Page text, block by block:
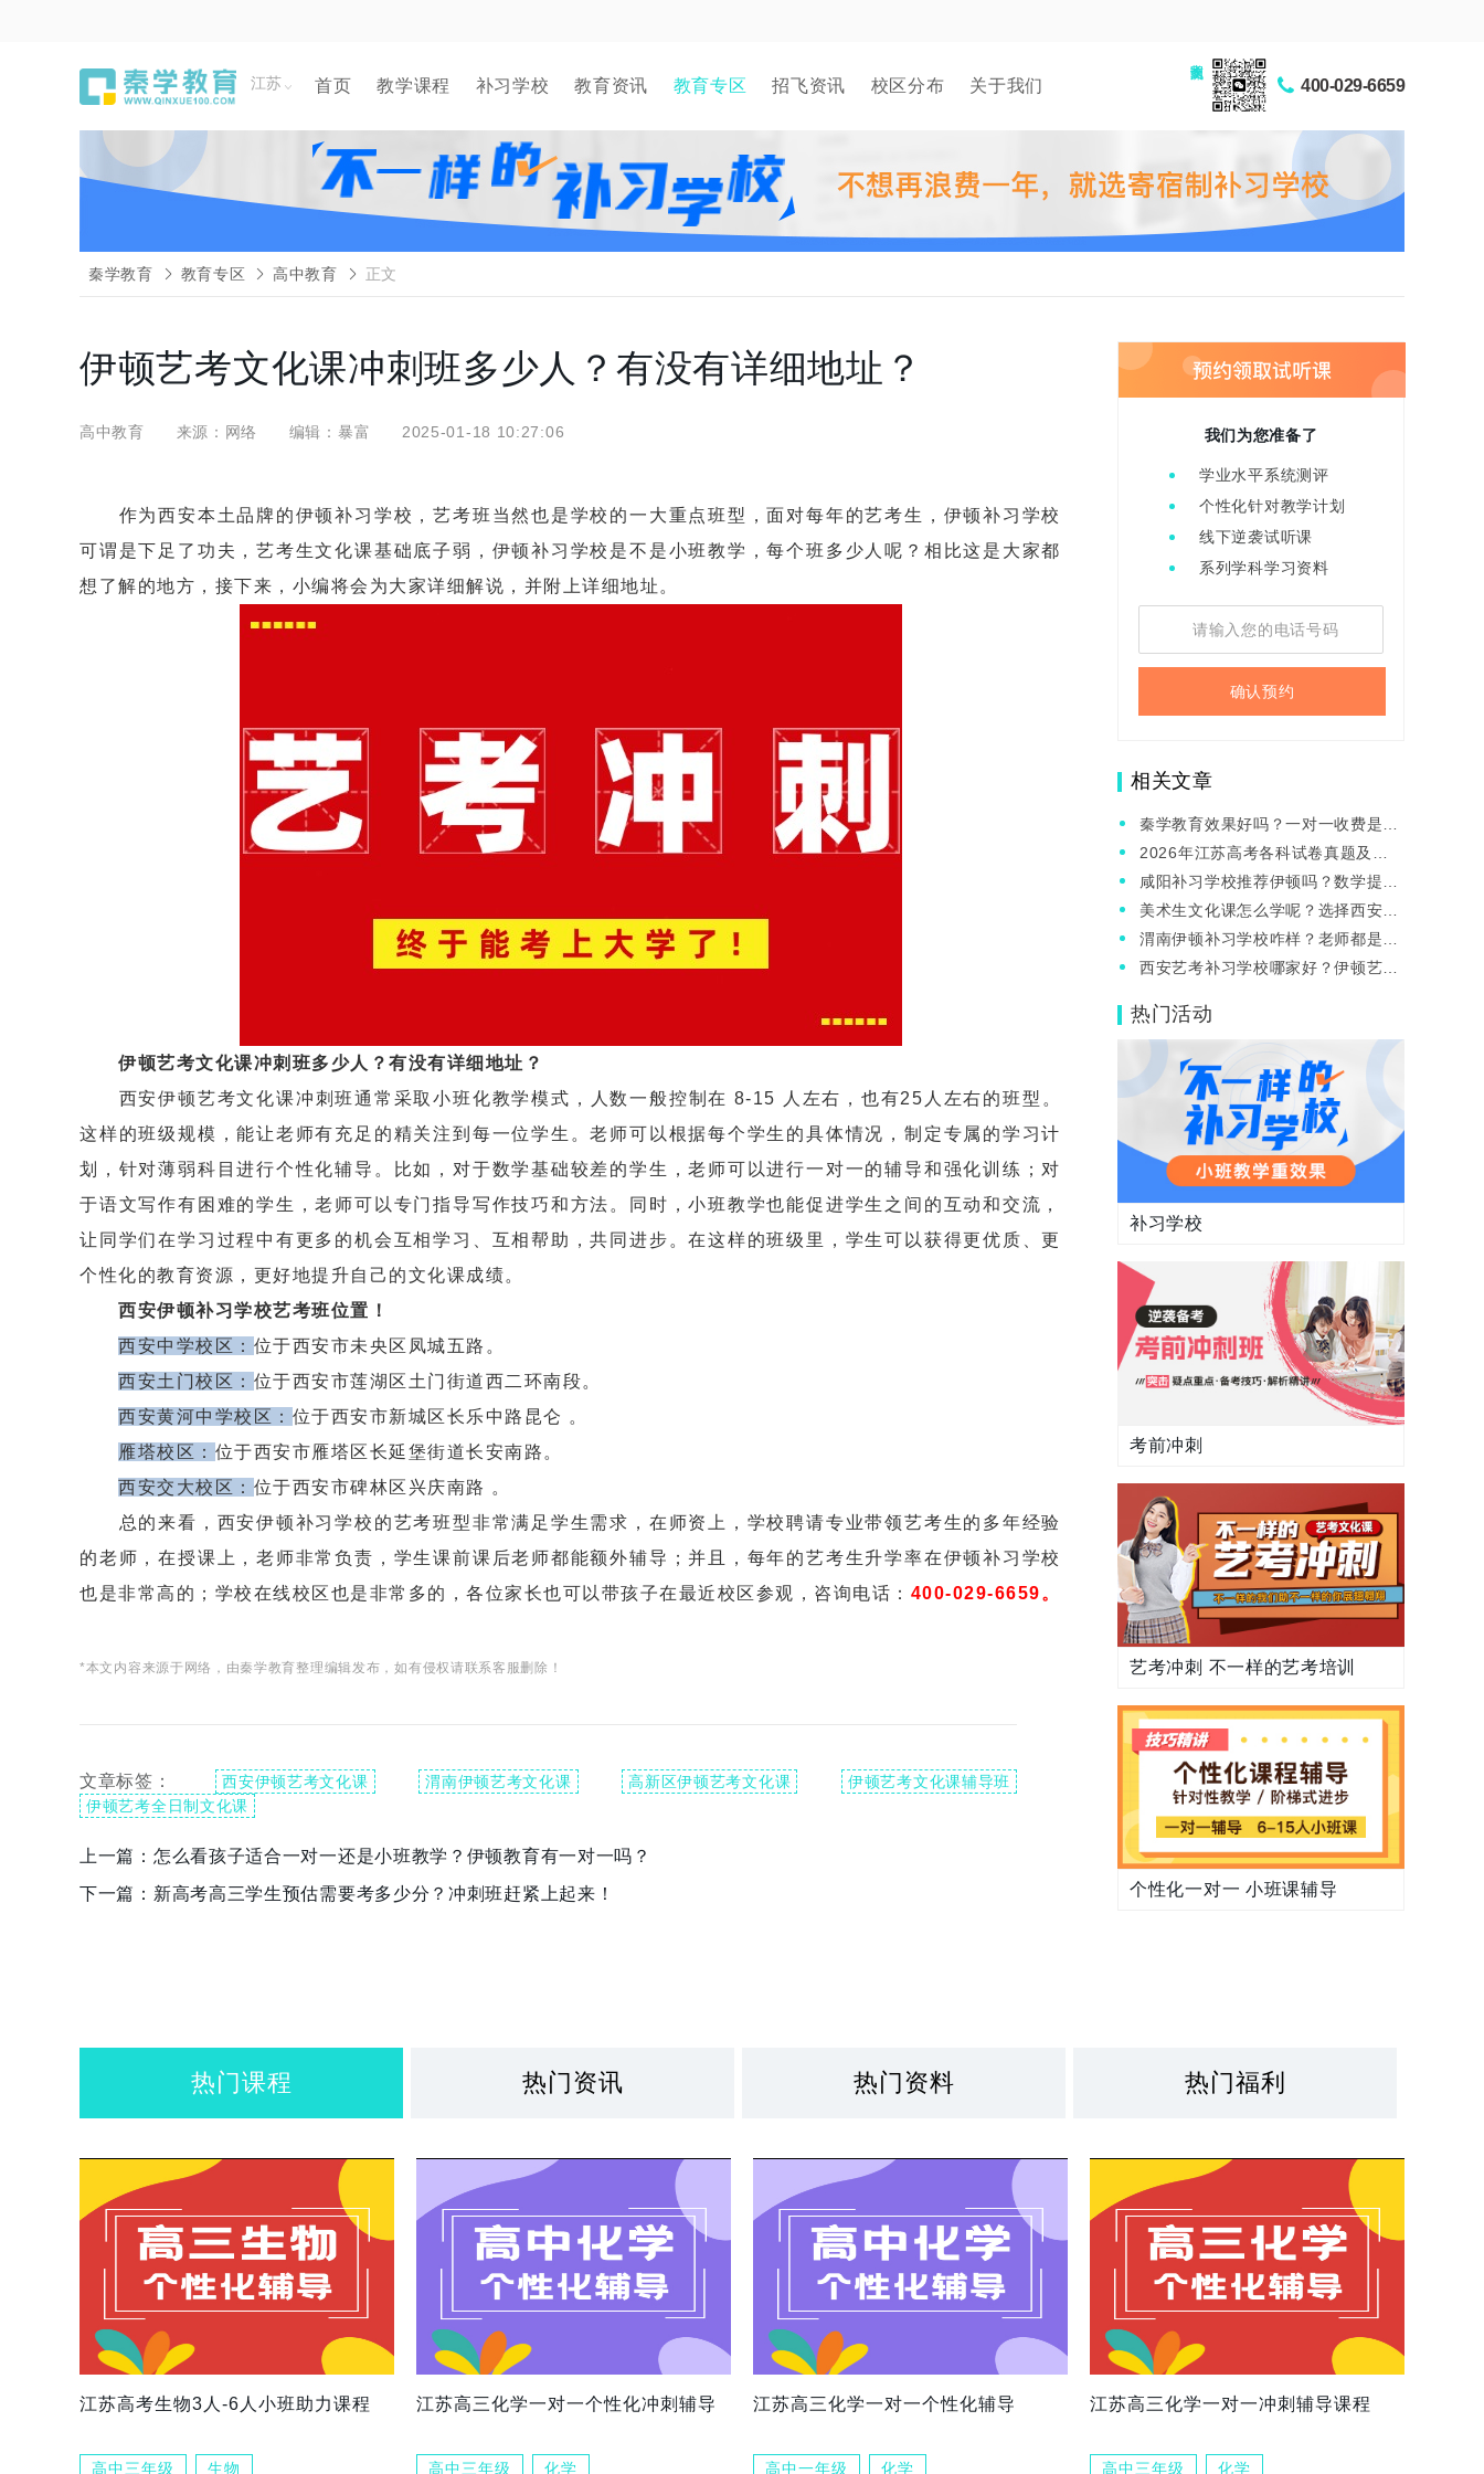
江苏 首页 教学课程 补习学校 教育资讯 教育专区 招飞资讯 校区分布 关于我们 400-029-6659
秦学教育 教育专区 高中教育 正文
伊顿艺考文化课冲刺班多少人？有没有详细地址？
高中教育 来源：网络 编辑：暴富 2025-01-18 10:27:06
作为西安本土品牌的伊顿补习学校，艺考班当然也是学校的一大重点班型，面对每年的艺考生，伊顿补习学校
可谓是下足了功夫，艺考生文化课基础底子弱，伊顿补习学校是不是小班教学，每个班多少人呢？相比这是大家都
想了解的地方，接下来，小编将会为大家详细解说，并附上详细地址。
伊顿艺考文化课冲刺班多少人？有没有详细地址？
西安伊顿艺考文化课冲刺班通常采取小班化教学模式，人数一般控制在 8-15 人左右，也有25人左右的班型。
这样的班级规模，能让老师有充足的精关注到每一位学生。老师可以根据每个学生的具体情况，制定专属的学习计
划，针对薄弱科目进行个性化辅导。比如，对于数学基础较差的学生，老师可以进行一对一的辅导和强化训练；对
于语文写作有困难的学生，老师可以专门指导写作技巧和方法。同时，小班教学也能促进学生之间的互动和交流，
让同学们在学习过程中有更多的机会互相学习、互相帮助，共同进步。在这样的班级里，学生可以获得更优质、更
个性化的教育资源，更好地提升自己的文化课成绩。
西安伊顿补习学校艺考班位置！
西安中学校区： 位于西安市未央区凤城五路。
西安土门校区： 位于西安市莲湖区土门街道西二环南段。
西安黄河中学校区： 位于西安市新城区长乐中路昆仑 。
雁塔校区： 位于西安市雁塔区长延堡街道长安南路。
西安交大校区： 位于西安市碑林区兴庆南路 。
总的来看，西安伊顿补习学校的艺考班型非常满足学生需求，在师资上，学校聘请专业带领艺考生的多年经验
的老师，在授课上，老师非常负责，学生课前课后老师都能额外辅导；并且，每年的艺考生升学率在伊顿补习学校
也是非常高的；学校在线校区也是非常多的，各位家长也可以带孩子在最近校区参观，咨询电话： 400-029-6659。
*本文内容来源于网络，由秦学教育整理编辑发布，如有侵权请联系客服删除！
文章标签： 西安伊顿艺考文化课 渭南伊顿艺考文化课 高新区伊顿艺考文化课
伊顿艺考文化课辅导班
伊顿艺考全日制文化课
上一篇： 怎么看孩子适合一对一还是小班教学？伊顿教育有一对一吗？
下一篇： 新高考高三学生预估需要考多少分？冲刺班赶紧上起来！
我们为您准备了
学业水平系统测评
个性化针对教学计划
线下逆袭试听课
系列学科学习资料
确认预约
相关文章
秦学教育效果好吗？一对一收费是啥
价位？
2026年江苏高考各科试卷真题及答
案解析（完整版）
咸阳补习学校推荐伊顿吗？数学提分
快不快？
美术生文化课怎么学呢？选择西安伊
顿艺考文化课培训班行吗？
渭南伊顿补习学校咋样？老师都是哪
里请的？
西安艺考补习学校哪家好？伊顿艺考
热门活动
补习学校
考前冲刺
艺考冲刺 不一样的艺考培训
个性化一对一 小班课辅导
热门课程 热门资讯 热门资料 热门福利
江苏高考生物3人-6人小班助力课程
高中三年级 生物
江苏高三化学一对一个性化冲刺辅导
高中三年级 化学
江苏高三化学一对一个性化辅导
高中一年级 化学
江苏高三化学一对一冲刺辅导课程
高中三年级 化学